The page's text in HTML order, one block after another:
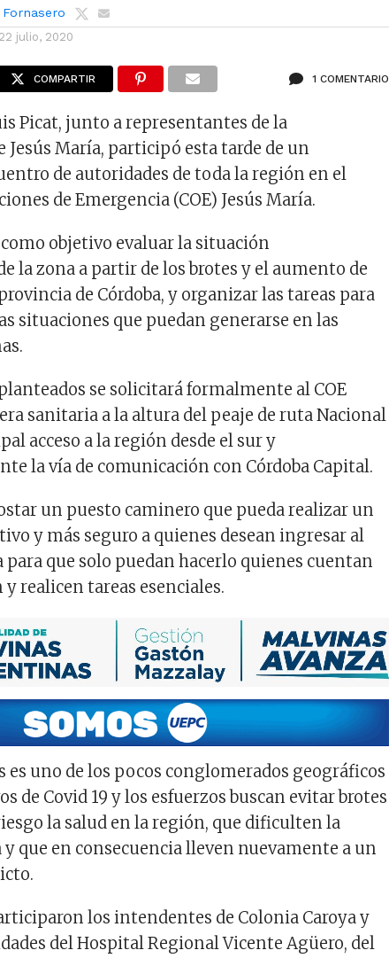
22 julio, 2020
COMPARTIR 1 COMENTARIO
Picat, junto a representantes de la
Jesús María, participó esta tarde de un
de autoridades de toda la región en el
de Emergencia (COE) Jesús María.
objetivo evaluar la situación
la zona a partir de los brotes y el aumento de
de Córdoba, y organizar las tareas para
situaciones que puedan generarse en las
se solicitará formalmente al COE
sanitaria a la altura del peaje de ruta Nacional
acceso a la región desde el sur y
la vía de comunicación con Córdoba Capital.
un puesto caminero que pueda realizar un
y más seguro a quienes desean ingresar al
para que solo puedan hacerlo quienes cuentan
realicen tareas esenciales.
es uno de los pocos conglomerados geográficos
de Covid 19 y los esfuerzos buscan evitar brotes
la salud en la región, que dificulten la
que en consecuencia lleven nuevamente a un
los intendentes de Colonia Caroya y
del Hospital Regional Vicente Agüero, del